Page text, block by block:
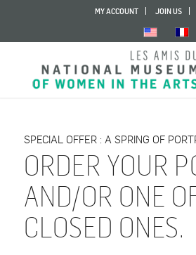
MY ACCOUNT JOIN US
SPECIAL OFFER : A SPRING OF
ORDER YOUR
AND/OR ONE
CLOSED ONES.